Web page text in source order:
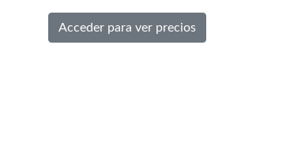
Acceder para ver precios